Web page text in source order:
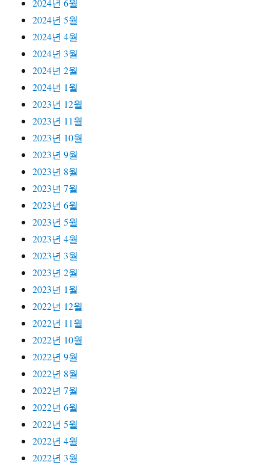
2024년 6월
2024년 5월
2024년 4월
2024년 3월
2024년 2월
2024년 1월
2023년 12월
2023년 11월
2023년 10월
2023년 9월
2023년 8월
2023년 7월
2023년 6월
2023년 5월
2023년 4월
2023년 3월
2023년 2월
2023년 1월
2022년 12월
2022년 11월
2022년 10월
2022년 9월
2022년 8월
2022년 7월
2022년 6월
2022년 5월
2022년 4월
2022년 3월